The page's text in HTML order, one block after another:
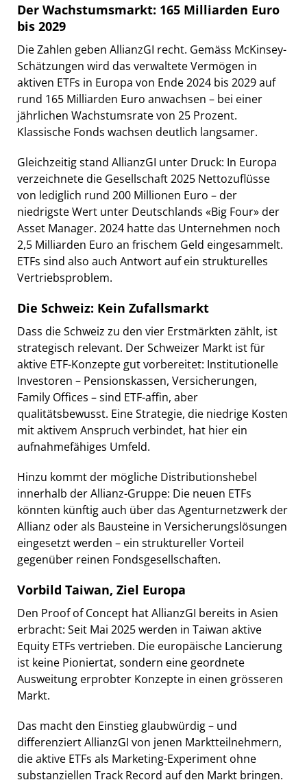
Der Wachstumsmarkt: 165 Milliarden Euro
bis 2029
Die Zahlen geben AllianzGI recht. Gemäss McKinsey-
Schätzungen wird das verwaltete Vermögen in
aktiven ETFs in Europa von Ende 2024 bis 2029 auf
rund 165 Milliarden Euro anwachsen – bei einer
jährlichen Wachstumsrate von 25 Prozent.
Klassische Fonds wachsen deutlich langsamer.
Gleichzeitig stand AllianzGI unter Druck: In Europa
verzeichnete die Gesellschaft 2025 Nettozuflüsse
von lediglich rund 200 Millionen Euro – der
niedrigste Wert unter Deutschlands «Big Four» der
Asset Manager. 2024 hatte das Unternehmen noch
2,5 Milliarden Euro an frischem Geld eingesammelt.
ETFs sind also auch Antwort auf ein strukturelles
Vertriebsproblem.
Die Schweiz: Kein Zufallsmarkt
Dass die Schweiz zu den vier Erstmärkten zählt, ist
strategisch relevant. Der Schweizer Markt ist für
aktive ETF-Konzepte gut vorbereitet: Institutionelle
Investoren – Pensionskassen, Versicherungen,
Family Offices – sind ETF-affin, aber
qualitätsbewusst. Eine Strategie, die niedrige Kosten
mit aktivem Anspruch verbindet, hat hier ein
aufnahmefähiges Umfeld.
Hinzu kommt der mögliche Distributionshebel
innerhalb der Allianz-Gruppe: Die neuen ETFs
könnten künftig auch über das Agenturnetzwerk der
Allianz oder als Bausteine in Versicherungslösungen
eingesetzt werden – ein struktureller Vorteil
gegenüber reinen Fondsgesellschaften.
Vorbild Taiwan, Ziel Europa
Den Proof of Concept hat AllianzGI bereits in Asien
erbracht: Seit Mai 2025 werden in Taiwan aktive
Equity ETFs vertrieben. Die europäische Lancierung
ist keine Pioniertat, sondern eine geordnete
Ausweitung erprobter Konzepte in einen grösseren
Markt.
Das macht den Einstieg glaubwürdig – und
differenziert AllianzGI von jenen Marktteilnehmern,
die aktive ETFs als Marketing-Experiment ohne
substanziellen Track Record auf den Markt bringen.